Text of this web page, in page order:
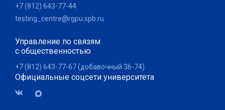
+7 (812) 643-77-44
testing_centre@rgpu.spb.ru
Управление по связям
с общественностью
+7 (812) 643-77-67 (добавочный 36-74)
Официальные соцсети университета